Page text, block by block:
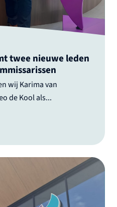
twee nieuwe leden
wij Karima van
de Kool als...